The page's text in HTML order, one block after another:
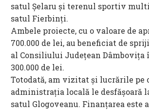
satul Șelaru și terenul sportiv
satul Fierbinți.
Ambele proiecte, cu o valoare de
700.000 de lei, au beneficiat de
al Consiliului Judeţean Dâmboviţa
300.000 de lei.
Totodată, am vizitat și lucrările pe
administrația locală le desfășoară
satul Glogoveanu. Finanțarea este